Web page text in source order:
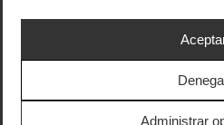
Administrar
Instagram
Precios sin IVA (21%).